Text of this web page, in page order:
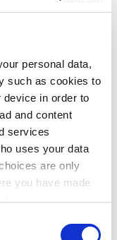
personal data,
such as cookies to
in order to
and content
services
uses your data
are only
you have made
your consent
de indeling van het